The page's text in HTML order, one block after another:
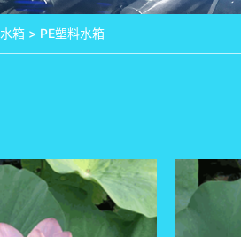
水箱 > PE塑料水箱